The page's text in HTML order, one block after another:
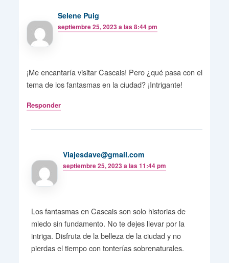
Selene Puig
septiembre 25, 2023 a las 8:44 pm
¡Me encantaría visitar Cascais! Pero ¿qué pasa con el
tema de los fantasmas en la ciudad? ¡Intrigante!
Responder
Viajesdave@gmail.com
septiembre 25, 2023 a las 11:44 pm
Los fantasmas en Cascais son solo historias de
miedo sin fundamento. No te dejes llevar por la
intriga. Disfruta de la belleza de la ciudad y no
pierdas el tiempo con tonterías sobrenaturales.